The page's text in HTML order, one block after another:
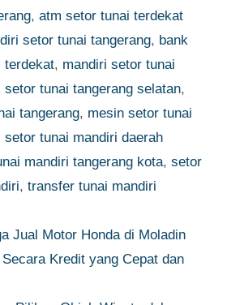
, atm setor tunai terdekat
setor tunai tangerang, bank
terdekat, mandiri setor tunai
setor tunai tangerang selatan,
tangerang, mesin setor tunai
setor tunai mandiri daerah
mandiri tangerang kota, setor
, transfer tunai mandiri
Jual Motor Honda di Moladin
Kredit yang Cepat dan